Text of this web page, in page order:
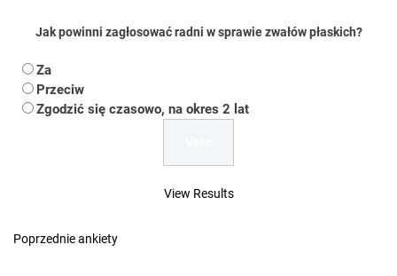
Jak powinni zagłosować radni w sprawie zwałów płaskich?
Za
Przeciw
Zgodzić się czasowo, na okres 2 lat
View Results
Poprzednie ankiety